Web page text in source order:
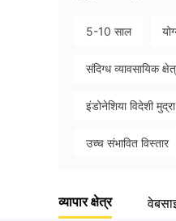
9
5-10 साल
संदिग्ध व्यावसायिक
इंडोनेशिया विदेशी
उच्च संभावित विस्तार
व्यापार क्षेत्र